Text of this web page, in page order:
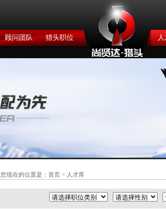
顾问团队 猎头职位 人
您现在的位置是： 首页 > 人才库